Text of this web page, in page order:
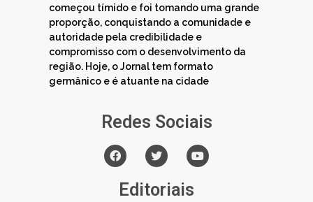
começou tímido e foi tomando uma grande
proporção, conquistando a comunidade e
autoridade pela credibilidade e
compromisso com o desenvolvimento da
região. Hoje, o Jornal tem formato
germânico e é atuante na cidade
Redes Sociais
Editoriais